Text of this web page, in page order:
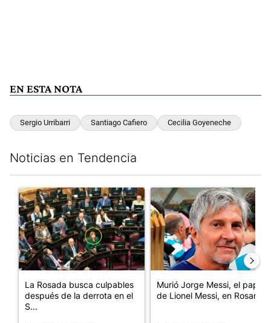
EN ESTA NOTA
Sergio Urribarri Santiago Cafiero Cecilia Goyeneche
Noticias en Tendencia
Un artículo de tendencia con el título "La Rosada busca
La Rosada busca culpables
después de la derrota en el
S...
Un artículo de tendencia con
Murió Jorge Messi, el papá
de Lionel Messi, en Rosario